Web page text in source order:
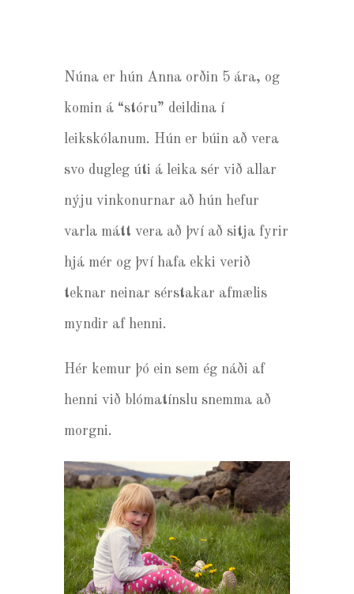
Núna er hún Anna orðin 5 ára, og
komin á “stóru” deildina í
leikskólanum. Hún er búin að vera
svo dugleg úti á leika sér við allar
nýju vinkonurnar að hún hefur
varla mátt vera að því að sitja fyrir
hjá mér og því hafa ekki verið
teknar neinar sérstakar afmælis
myndir af henni.
Hér kemur þó ein sem ég náði af
henni við blómatínslu snemma að
morgni.